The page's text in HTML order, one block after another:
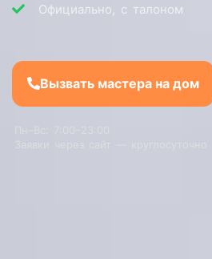
Официально, с талоном
Вызвать мастера на дом